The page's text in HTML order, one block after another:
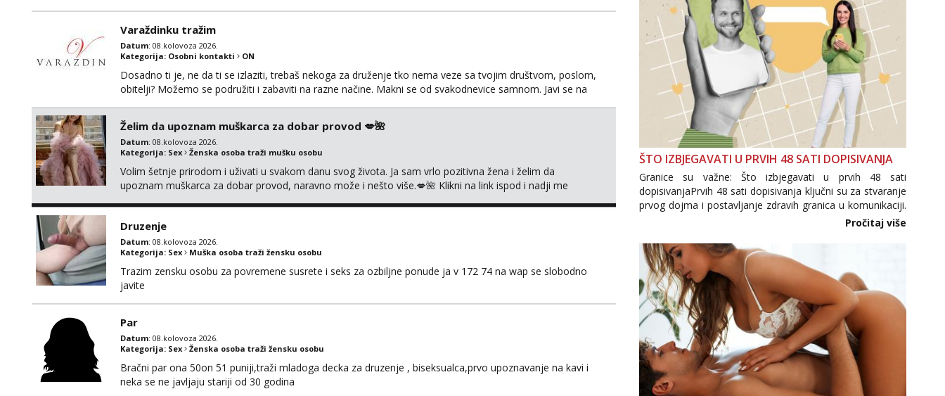
Varaždinku tražim
Datum: 08.kolovoza 2026.
Kategorija: Osobni kontakti ON
Dosadno ti je, ne da ti se izlaziti, trebaš nekoga za druženje tko nema veze sa tvojim društvom, poslom,
obitelji? Možemo se podružiti i zabaviti na razne načine. Makni se od svakodnevice samnom. Javi se na
Želim da upoznam muškarca za dobar provod 💋🌺
Datum: 08.kolovoza 2026.
Kategorija: Sex Ženska osoba traži mušku osobu
Volim šetnje prirodom i uživati u svakom danu svog života. Ja sam vrlo pozitivna žena i želim da
upoznam muškarca za dobar provod, naravno može i nešto više.💋🌺 Klikni na link ispod i nadji me
Druzenje
Datum: 08.kolovoza 2026.
Kategorija: Sex Muška osoba traži žensku osobu
Trazim zensku osobu za povremene susrete i seks za ozbiljne ponude ja v 172 74 na wap se slobodno
javite
Par
Datum: 08.kolovoza 2026.
Kategorija: Sex Ženska osoba traži žensku osobu
Bračni par ona 50on 51 puniji,traži mladoga decka za druzenje , biseksualca,prvo upoznavanje na kavi i
neka se ne javljaju stariji od 30 godina
ŠTO IZBJEGAVATI U PRVIH 48 SATI DOPISIVANJA
Granice su važne: Što izbjegavati u prvih 48 sati
dopisivanjaPrvih 48 sati dopisivanja ključni su za stvaranje
prvog dojma i postavljanje zdravih granica u komunikaciji.
Važno je izbjeći prebrzo otkrivanje osobnih ili intimnih
informacija, jer nepoznata osoba još nije zaslužila to
povjerenje. Takođe...
Pročitaj više